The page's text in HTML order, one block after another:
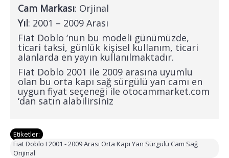
Cam Markası: Orjinal
Yıl: 2001 – 2009 Arası
Fiat Doblo ‘nun bu modeli günümüzde,
ticari taksi, günlük kişisel kullanım, ticari
alanlarda en yayın kullanılmaktadır.
Fiat Doblo 2001 ile 2009 arasına uyumlu
olan bu orta kapı sağ sürgülü yan camı en
uygun fiyat seçeneği ile otocammarket.com
‘dan satın alabilirsiniz
Etiketler:
Fiat Doblo I 2001 - 2009 Arası Orta Kapı Yan Sürgülü Cam Sağ
Orijinal